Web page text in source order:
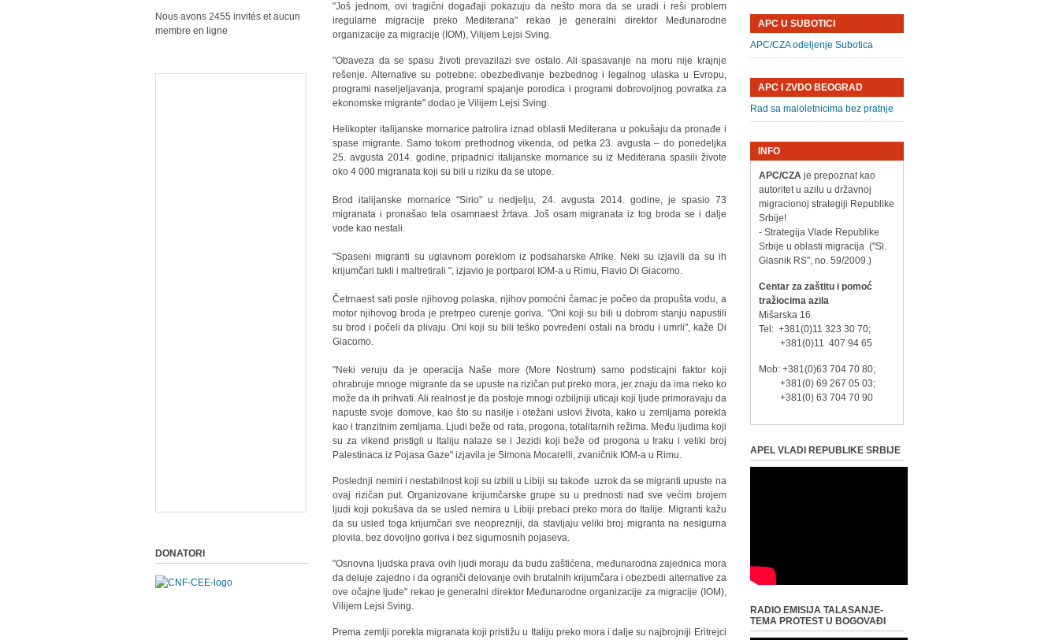
"Još jednom, ovi tragični događaji pokazuju da nešto mora da se uradi i reši problem
iregularne migracije preko Mediterana" rekao je generalni direktor Međunarodne
organizacije za migracije (IOM), Vilijem Lejsi Sving.
"Obaveza da se spasu životi prevazilazi sve ostalo. Ali spasavanje na moru nije krajnje
rešenje. Alternative su potrebne: obezbeđivanje bezbednog i legalnog ulaska u Evropu,
programi naseljeljavanja, programi spajanje porodica i programi dobrovoljnog povratka za
ekonomske migrante" dodao je Vilijem Lejsi Sving.
Helikopter italijanske mornarice patrolira iznad oblasti Mediterana u pokušaju da pronađe i
spase migrante. Samo tokom prethodnog vikenda, od petka 23. avgusta – do ponedeljka
25. avgusta 2014. godine, pripadnici italijanske mornarice su iz Mediterana spasili živote
oko 4 000 migranata koji su bili u riziku da se utope.
Brod italijanske mornarice "Sirio" u nedjelju, 24. avgusta 2014. godine, je spasio 73
migranata i pronašao tela osamnaest žrtava. Još osam migranata iz tog broda se i dalje
vode kao nestali.
"Spaseni migranti su uglavnom poreklom iz podsaharske Afrike. Neki su izjavili da su ih
krijumčari tukli i maltretirali ", izjavio je portparol IOM-a u Rimu, Flavio Di Giacomo.
Četrnaest sati posle njihovog polaska, njihov pomoćni čamac je počeo da propušta vodu, a
motor njihovog broda je pretrpeo curenje goriva. "Oni koji su bili u dobrom stanju napustili
su brod i počeli da plivaju. Oni koji su bili teško povređeni ostali na brodu i umrli", kaže Di
Giacomo.
"Neki veruju da je operacija Naše more (More Nostrum) samo podsticajni faktor koji
ohrabruje mnoge migrante da se upuste na rizičan put preko mora, jer znaju da ima neko ko
može da ih prihvati. Ali realnost je da postoje mnogi ozbiljniji uticaji koji ljude primoravaju da
napuste svoje domove, kao što su nasilje i otežani uslovi života, kako u zemljama porekla
kao i tranzitnim zemljama. Ljudi beže od rata, progona, totalitarnih režima. Među ljudima koji
su za vikend pristigli u Italiju nalaze se i Jezidi koji beže od progona u Iraku i veliki broj
Palestinaca iz Pojasa Gaze" izjavila je Simona Mocarelli, zvaničnik IOM-a u Rimu.
Poslednji nemiri i nestabilnost koji su izbili u Libiji su takođe uzrok da se migranti upuste na
ovaj rizičan put. Organizovane krijumčarske grupe su u prednosti nad sve većim brojem
ljudi koji pokušava da se usled nemira u Libiji prebaci preko mora do Italije. Migranti kažu
da su usled toga krijumčari sve neoprezniji, da stavljaju veliki broj migranta na nesigurna
plovila, bez dovoljno goriva i bez sigurnosnih pojaseva.
"Osnovna ljudska prava ovih ljudi moraju da budu zaštićena, međunarodna zajednica mora
da deluje zajedno i da ograniči delovanje ovih brutalnih krijumčara i obezbedi alternative za
ove očajne ljude" rekao je generalni direktor Međunarodne organizacije za migracije (IOM),
Vilijem Lejsi Sving.
Prema zemlji porekla migranata koji pristižu u Italiju preko mora i dalje su najbrojniji Eritrejci
Nous avons 2455 invités et aucun
membre en ligne
DONATORI
APC U SUBOTICI
APC/CZA odeljenje Subotica
APC I ZVDO BEOGRAD
Rad sa maloletnicima bez pratnje
INFO
APC/CZAje prepoznat kao
autoritet u azilu u državnoj
migracionoj strategiji Republike
Srbije!
- Strategija Vlade Republike
Srbije u oblasti migracija ("Sl.
Glasnik RS", no. 59/2009.)
Centar za zaštitu i pomoć
tražiocima azila
Mišarska 16
Tel: +381(0)11 323 30 70;
+381(0)11 407 94 65
Mob: +381(0)63 704 70 80;
+381(0) 69 267 05 03;
+381(0) 63 704 70 90
APEL VLADI REPUBLIKE SRBIJE
RADIO EMISIJA TALASANJE-
TEMA PROTEST U BOGOVAĐI